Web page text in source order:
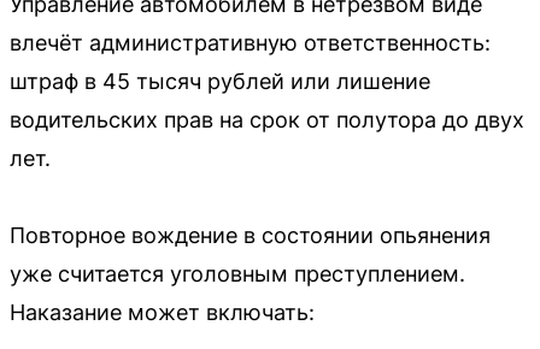
влечёт административную ответственность:
штраф в 45 тысяч рублей или лишение
водительских прав на срок от полутора до двух
лет.
Повторное вождение в состоянии опьянения
уже считается уголовным преступлением.
Наказание может включать: